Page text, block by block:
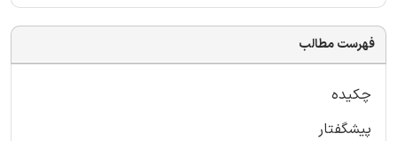
فهرست مطالب
چکیده
پیشگفتار